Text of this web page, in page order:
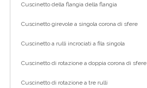
Cuscinetto della flangia della flangia
Cuscinetto girevole a singola corona di sfere
Cuscinetto a rulli incrociati a fila singola
Cuscinetto di rotazione a doppia corona di sfere
Cuscinetto di rotazione a tre rulli